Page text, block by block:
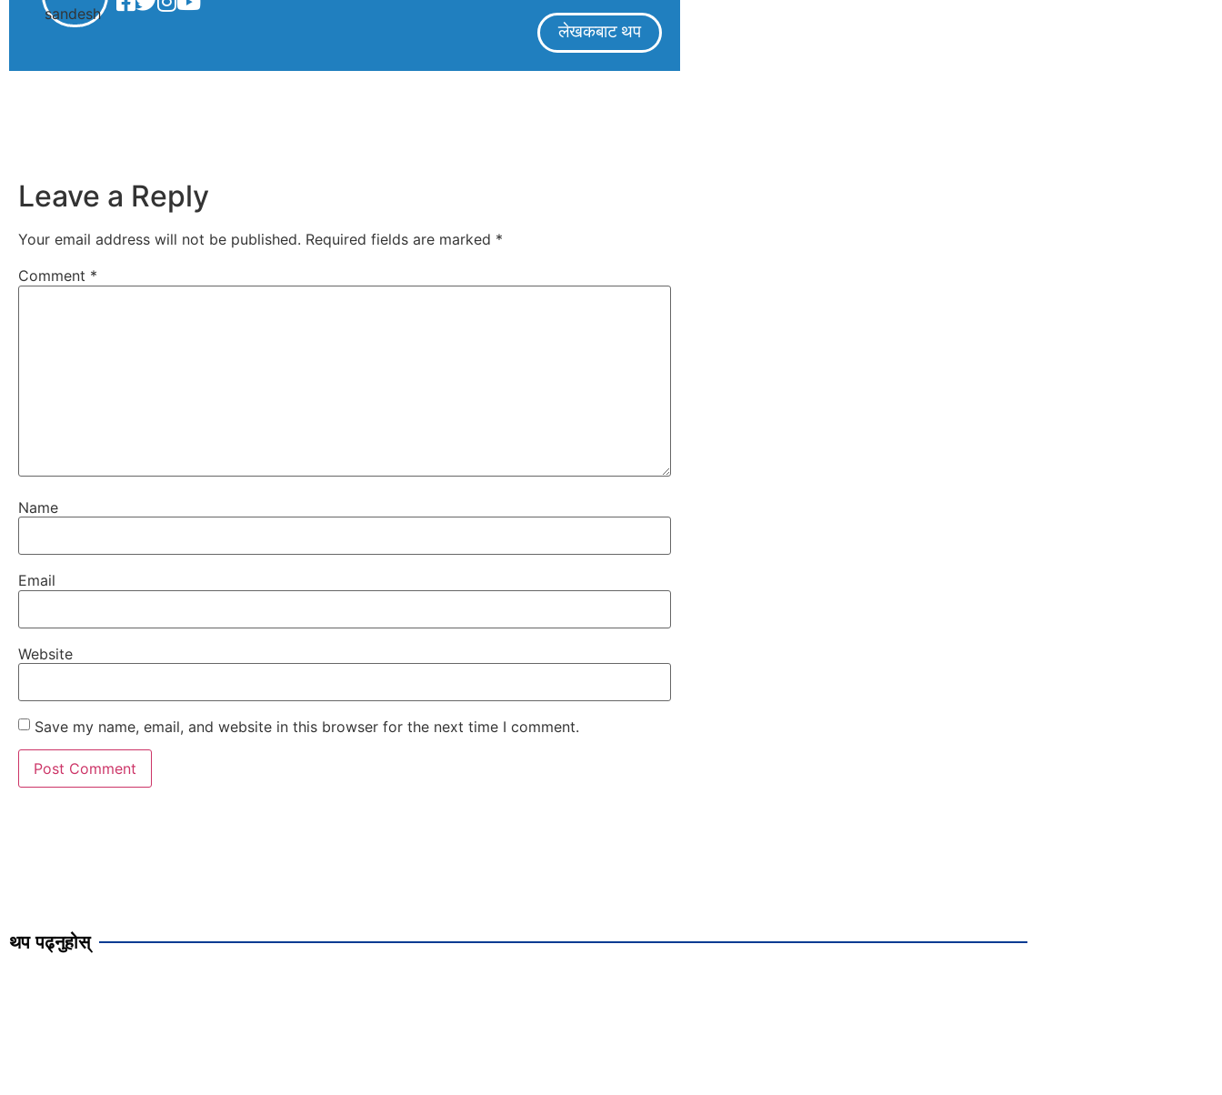
लेखकबाट थप
Leave a Reply
Your email address will not be published. Required fields are marked *
Comment *
Name
Email
Website
Save my name, email, and website in this browser for the next time I comment.
थप पढ्नुहोस्